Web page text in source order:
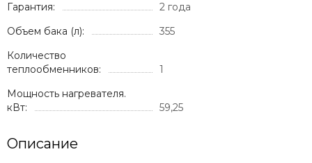
Гарантия:
2 года
Объем бака (л):
355
Количество
теплообменников:
1
Мощность нагревателя.
кВт:
59,25
Описание